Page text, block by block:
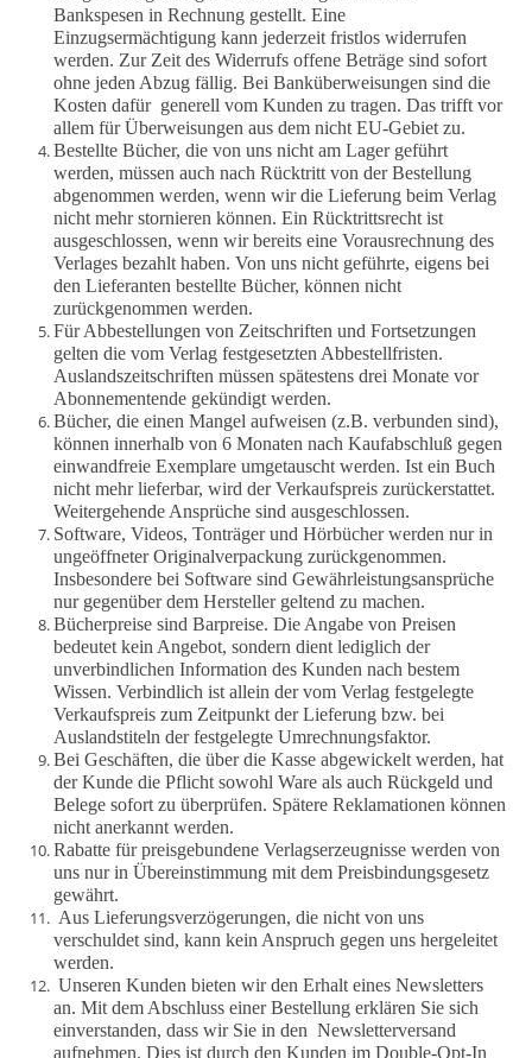
Bankspesen in Rechnung gestellt. Eine
Einzugsermächtigung kann jederzeit fristlos widerrufen
werden. Zur Zeit des Widerrufs offene Beträge sind sofort
ohne jeden Abzug fällig. Bei Banküberweisungen sind die
Kosten dafür generell vom Kunden zu tragen. Das trifft vor
allem für Überweisungen aus dem nicht EU-Gebiet zu.
Bestellte Bücher, die von uns nicht am Lager geführt
werden, müssen auch nach Rücktritt von der Bestellung
abgenommen werden, wenn wir die Lieferung beim Verlag
nicht mehr stornieren können. Ein Rücktrittsrecht ist
ausgeschlossen, wenn wir bereits eine Vorausrechnung des
Verlages bezahlt haben. Von uns nicht geführte, eigens bei
den Lieferanten bestellte Bücher, können nicht
zurückgenommen werden.
Für Abbestellungen von Zeitschriften und Fortsetzungen
gelten die vom Verlag festgesetzten Abbestellfristen.
Auslandszeitschriften müssen spätestens drei Monate vor
Abonnementende gekündigt werden.
Bücher, die einen Mangel aufweisen (z.B. verbunden sind),
können innerhalb von 6 Monaten nach Kaufabschluß gegen
einwandfreie Exemplare umgetauscht werden. Ist ein Buch
nicht mehr lieferbar, wird der Verkaufspreis zurückerstattet.
Weitergehende Ansprüche sind ausgeschlossen.
Software, Videos, Tonträger und Hörbücher werden nur in
ungeöffneter Originalverpackung zurückgenommen.
Insbesondere bei Software sind Gewährleistungsansprüche
nur gegenüber dem Hersteller geltend zu machen.
Bücherpreise sind Barpreise. Die Angabe von Preisen
bedeutet kein Angebot, sondern dient lediglich der
unverbindlichen Information des Kunden nach bestem
Wissen. Verbindlich ist allein der vom Verlag festgelegte
Verkaufspreis zum Zeitpunkt der Lieferung bzw. bei
Auslandstiteln der festgelegte Umrechnungsfaktor.
Bei Geschäften, die über die Kasse abgewickelt werden, hat
der Kunde die Pflicht sowohl Ware als auch Rückgeld und
Belege sofort zu überprüfen. Spätere Reklamationen können
nicht anerkannt werden.
Rabatte für preisgebundene Verlagserzeugnisse werden von
uns nur in Übereinstimmung mit dem Preisbindungsgesetz
gewährt.
Aus Lieferungsverzögerungen, die nicht von uns
verschuldet sind, kann kein Anspruch gegen uns hergeleitet
werden.
Unseren Kunden bieten wir den Erhalt eines Newsletters
an. Mit dem Abschluss einer Bestellung erklären Sie sich
einverstanden, dass wir Sie in den Newsletterversand
aufnehmen. Dies ist durch den Kunden im Double-Opt-In